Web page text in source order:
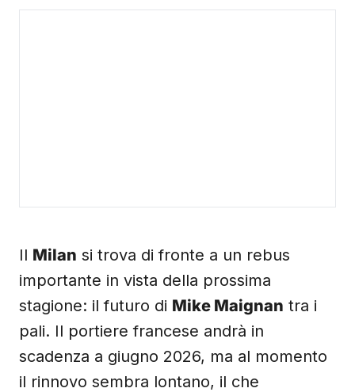
Il Milan si trova di fronte a un rebus
importante in vista della prossima
stagione: il futuro di Mike Maignan tra i
pali. Il portiere francese andrà in
scadenza a giugno 2026, ma al momento
il rinnovo sembra lontano, il che